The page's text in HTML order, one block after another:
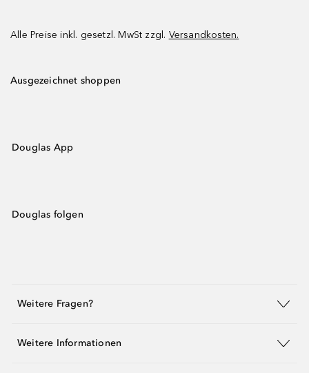
Alle Preise inkl. gesetzl. MwSt zzgl. Versandkosten.
Ausgezeichnet shoppen
Douglas App
Douglas folgen
Weitere Fragen?
Weitere Informationen